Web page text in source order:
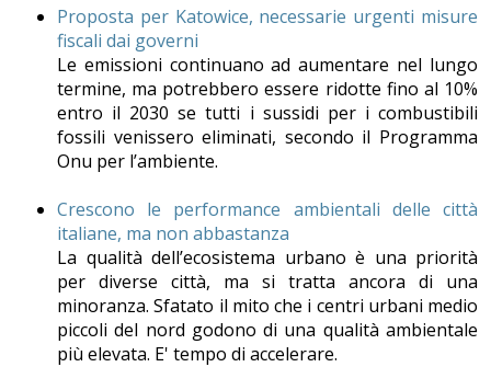
Proposta per Katowice, necessarie urgenti misure
fiscali dai governi
Le emissioni continuano ad aumentare nel lungo
termine, ma potrebbero essere ridotte fino al 10%
entro il 2030 se tutti i sussidi per i combustibili
fossili venissero eliminati, secondo il Programma
Onu per l’ambiente.
Crescono le performance ambientali delle città
italiane, ma non abbastanza
La qualità dell’ecosistema urbano è una priorità
per diverse città, ma si tratta ancora di una
minoranza. Sfatato il mito che i centri urbani medio
piccoli del nord godono di una qualità ambientale
più elevata. E' tempo di accelerare.